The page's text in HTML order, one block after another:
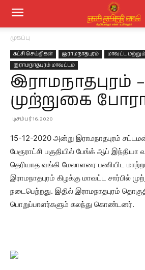
முகப்பு
கட்சி செய்திகள் இராமநாதபுரம்
மாவட்ட
இராமநாதபுரம் மாவட்டம்
இராமநாதபுரம்
முற்றுகை
டிசம்பர் 16, 2020
15-12-2020 அன்று இராமநாதபுரம்
பேரூராட்சி பகுதியில் பேங்க் ஆப் இந்தியா
தெரியாத வங்கி மேலாளரை பணியிட
இராமநாதபுரம் கிழக்கு மாவட்ட சார்பில்
நடைபெற்றது. இதில் இராமநாதபுரம்
பொறுப்பாளர்களும் கலந்து கொண்டனர்.